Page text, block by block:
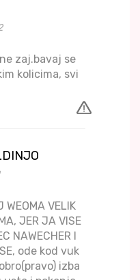
zaj.bavaj se
kolicima, svi
WEOMA VELIK
JER JA VISE
NAWECHER I
ode kod vuk
izba